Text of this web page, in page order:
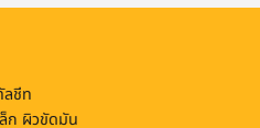
ลชีท
ก ผิวขัดมัน